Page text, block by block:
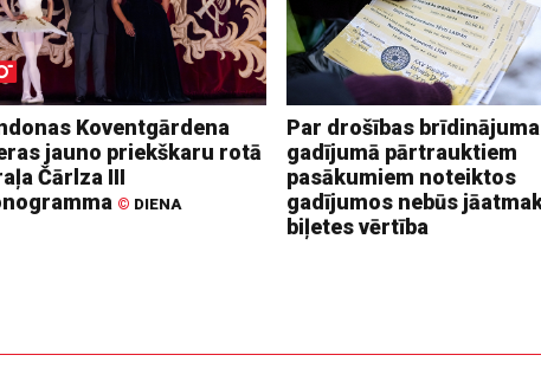
Koventgārdena
jauno priekškaru rotā
Čārlza III
© DIENA
Par drošības brīdinājuma
gadījumā pārtrauktiem
pasākumiem noteiktos
gadījumos nebūs
biļetes vērtība